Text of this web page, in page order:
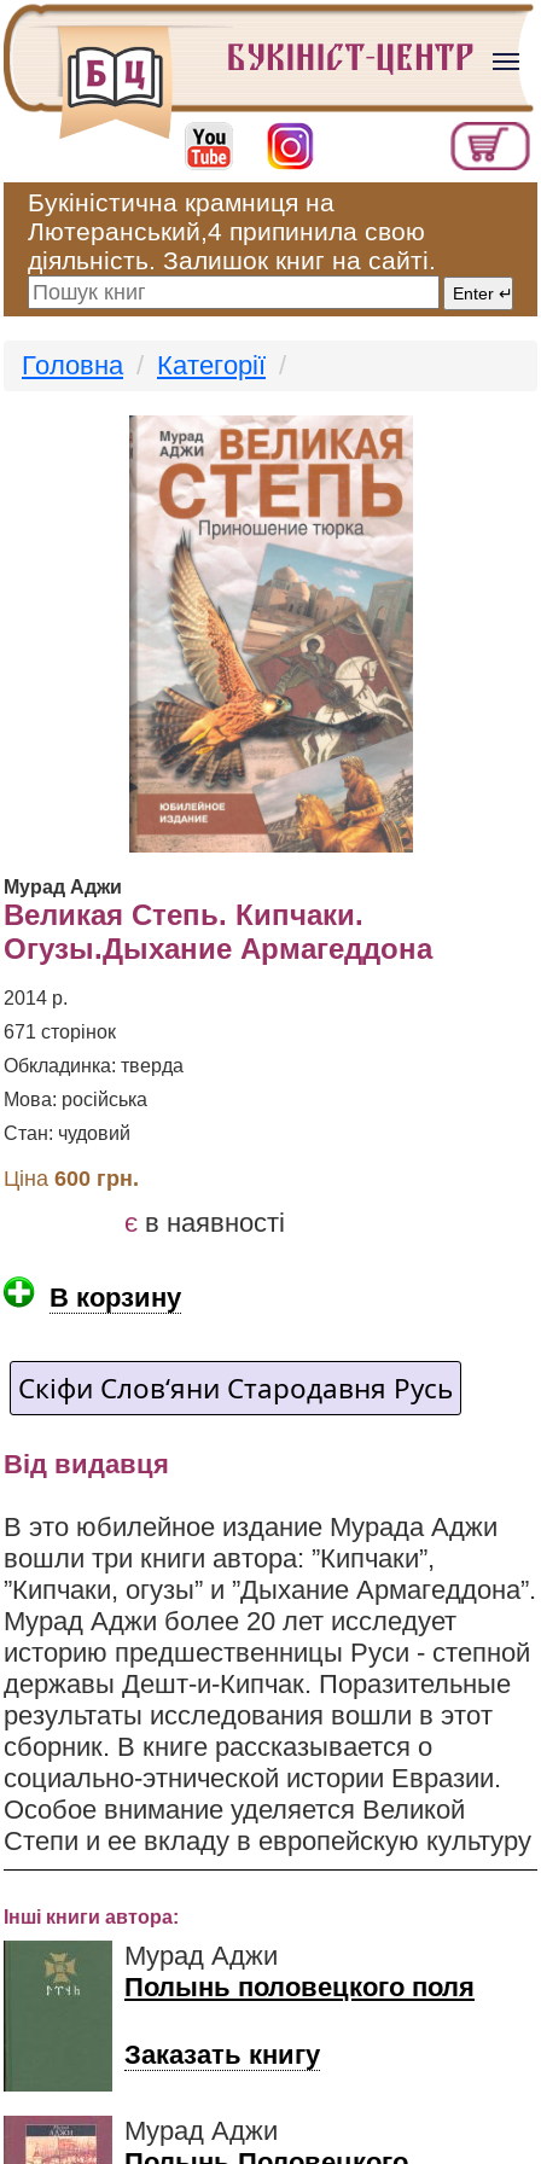
Букіністична крамниця на
Лютеранський,4 припинила свою
діяльність. Залишок книг на сайті.
Головна Категорії
Мурад Аджи
Великая Степь. Кипчаки.
Огузы.Дыхание Армагеддона
2014 р.
671 сторінок
Обкладинка: тверда
Мова: російська
Стан: чудовий
Ціна 600 грн.
є в наявності
В корзину
Скіфи Слов‘яни Стародавня Русь
Від видавця
В это юбилейное издание Мурада Аджи
вошли три книги автора: ”Кипчаки”,
”Кипчаки, огузы” и ”Дыхание Армагеддона”.
Мурад Аджи более 20 лет исследует
историю предшественницы Руси - степной
державы Дешт-и-Кипчак. Поразительные
результаты исследования вошли в этот
сборник. В книге рассказывается о
социально-этнической истории Евразии.
Особое внимание уделяется Великой
Степи и ее вкладу в европейскую культуру
Інші книги автора:
Мурад Аджи
Полынь половецкого поля
Заказать книгу
Мурад Аджи